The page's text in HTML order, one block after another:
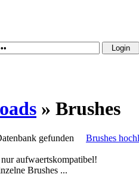
» Brushes
gefunden Brushes
aufwaertskompatibel!
Brushes ...